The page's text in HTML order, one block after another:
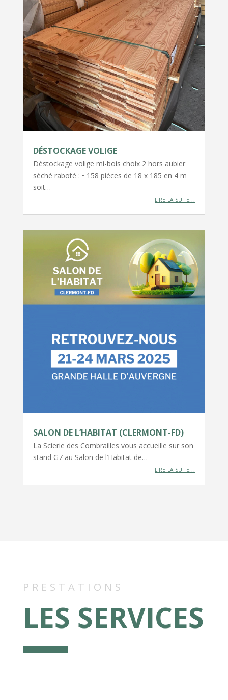
DÉSTOCKAGE VOLIGE
Déstockage volige mi-bois choix 2 hors aubier
séché raboté : • 158 pièces de 18 x 185 en 4 m
soit…
lire la suite…
SALON DE L’HABITAT (CLERMONT-FD)
La Scierie des Combrailles vous accueille sur son
stand G7 au Salon de l’Habitat de…
lire la suite…
PRESTATIONS
LES SERVICES